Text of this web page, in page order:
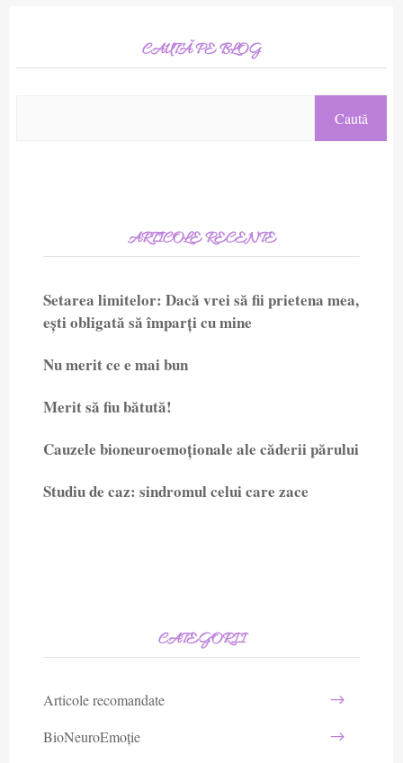
CAUTĂ PE BLOG
ARTICOLE RECENTE
Setarea limitelor: Dacă vrei să fii prietena mea,
ești obligată să împarți cu mine
Nu merit ce e mai bun
Merit să fiu bătută!
Cauzele bioneuroemoționale ale căderii părului
Studiu de caz: sindromul celui care zace
CATEGORII
Articole recomandate
BioNeuroEmoție